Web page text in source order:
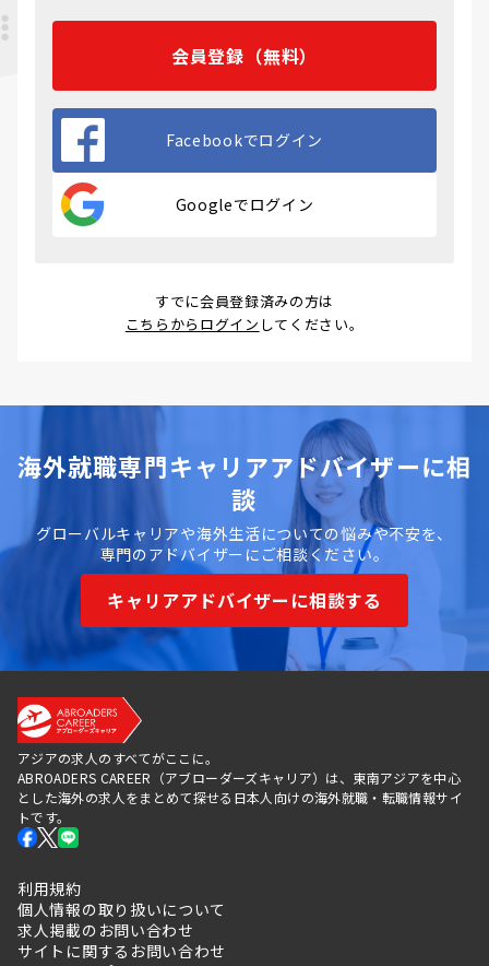
会員登録（無料）
Facebookでログイン
Googleでログイン
すでに会員登録済みの方は
こちらからログイン してください。
海外就職専門キャリアアドバイザーに相
談
グローバルキャリアや海外生活についての悩みや不安を、
専門のアドバイザーにご相談ください。
キャリアアドバイザーに相談する
アジアの求人のすべてがここに。
ABROADERS CAREER（アブローダーズキャリア）は、東南アジアを中心
とした海外の求人をまとめて探せる日本人向けの海外就職・転職情報サイ
トです。
利用規約
個人情報の取り扱いについて
求人掲載のお問い合わせ
サイトに関するお問い合わせ